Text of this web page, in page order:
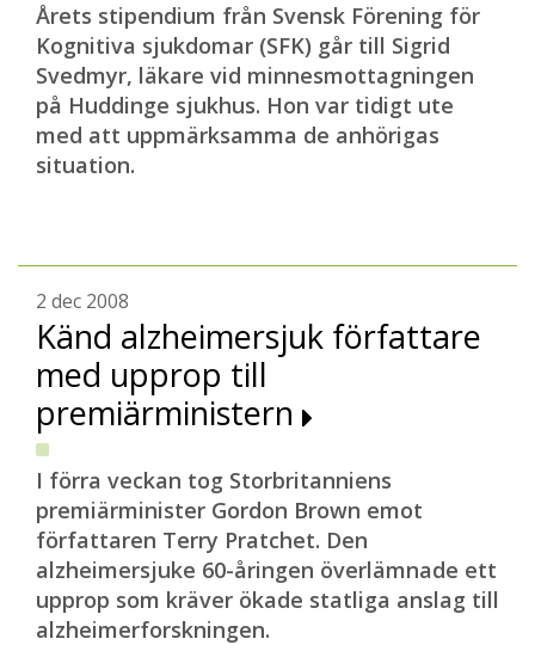
Årets stipendium från Svensk Förening för
Kognitiva sjukdomar (SFK) går till Sigrid
Svedmyr, läkare vid minnesmottagningen
på Huddinge sjukhus. Hon var tidigt ute
med att uppmärksamma de anhörigas
situation.
2 dec 2008
Känd alzheimersjuk författare
med upprop till
premiärministern
I förra veckan tog Storbritanniens
premiärminister Gordon Brown emot
författaren Terry Pratchet. Den
alzheimersjuke 60-åringen överlämnade ett
upprop som kräver ökade statliga anslag till
alzheimerforskningen.